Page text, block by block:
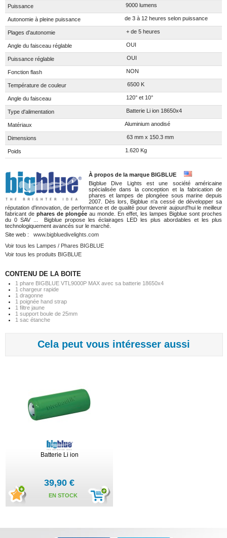
Puissance 9000 lumens
Autonomie à pleine puissance de 3 à 12 heures selon puissance
Plages d'autonomie + de 5 heures
Angle du faisceau réglable OUI
Puissance réglable OUI
Fonction flash NON
Température de couleur 6500 K
Angle du faisceau 120° et 10°
Type d'alimentation Batterie Li ion 18650x4
Matériaux Aluminium anodisé
Dimensions 63 mm x 150.3 mm
Poids 1.620 Kg
À propos de la marque BIGBLUE
Bigblue Dive Lights est une société américaine
spécialisée dans la conception et la fabrication de
phares et lampes de plongéee sous marine depuis
2007. Dès lors, Bigblue n'a cessé de développer sa
réputation d'innovation, de performance et de qualité pour devenir aujourd'hui le meilleur
fabricant de phares de plongée au monde. En effet, les lampes Bigblue sont proches
du 0 SAV ... Bigblue propose les éclairages LED les plus abordables et les plus
technologiquement avancés sur le marché.
Site web : www.bigbluedivelights.com
Voir tous les Lampes / Phares BIGBLUE
Voir tous les produits BIGBLUE
CONTENU DE LA BOITE
1 phare BIGBLUE VTL9000P MAX avec sa batterie 18650x4
1 chargeur rapide
1 dragonne
1 poignée hand strap
1 filtre jaune
1 support boule de 25mm
1 sac étanche
Cela peut vous intéresser aussi
Batterie Li ion
39,90 €
EN STOCK